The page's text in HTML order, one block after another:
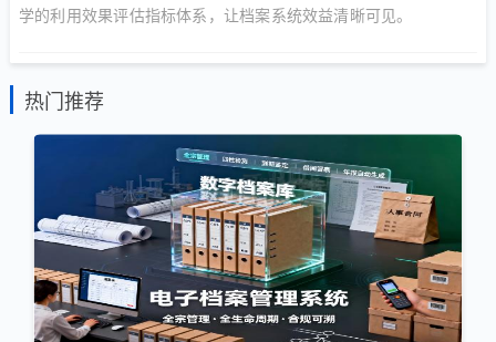
学的利用效果评估指标体系，让档案系统效益清晰可见。
热门推荐